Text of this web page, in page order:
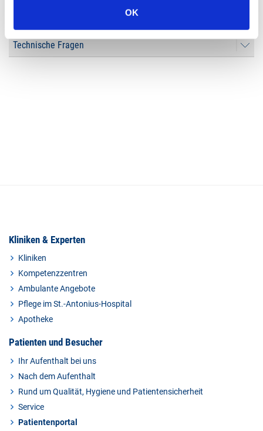
OK
Technische Fragen
Kliniken & Experten
Kliniken
Kompetenzzentren
Ambulante Angebote
Pflege im St.-Antonius-Hospital
Apotheke
Patienten und Besucher
Ihr Aufenthalt bei uns
Nach dem Aufenthalt
Rund um Qualität, Hygiene und Patientensicherheit
Service
Patientenportal